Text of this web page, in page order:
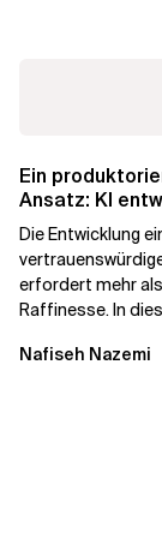
Ein
Ansatz: KI
die Menschen
Die Entwicklung
erfordert mehr
Raffinesse. In
Begehrlichkeit von
Nafiseh Nazemi